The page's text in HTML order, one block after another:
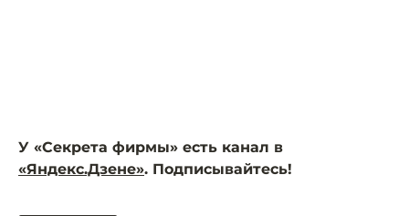
У «Секрета фирмы» есть канал в
«Яндекс.Дзене». Подписывайтесь!